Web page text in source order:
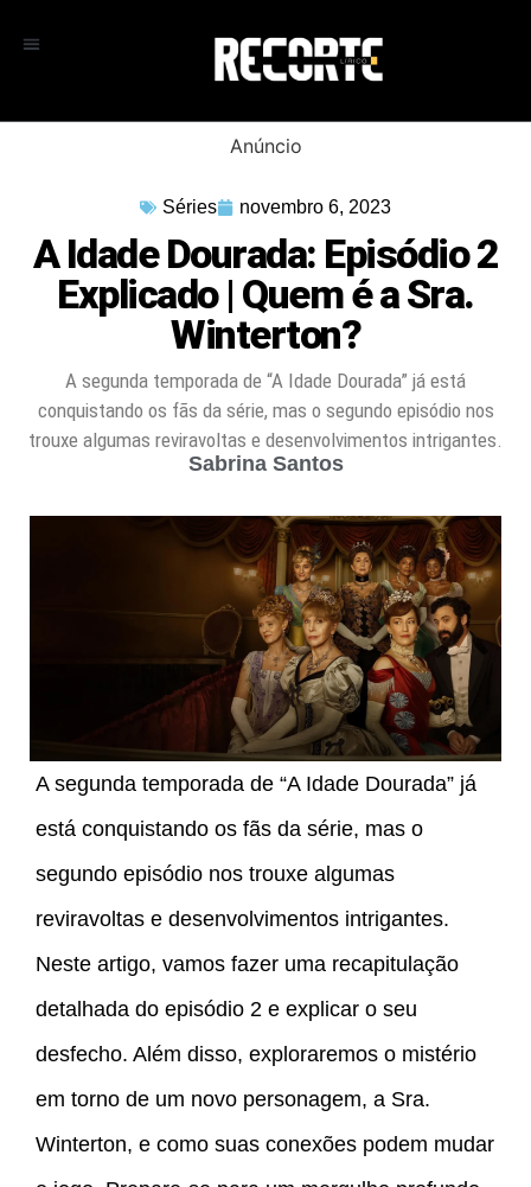
Anúncio
Séries novembro 6, 2023
A Idade Dourada: Episódio 2
Explicado | Quem é a Sra.
Winterton?
A segunda temporada de “A Idade Dourada” já está
conquistando os fãs da série, mas o segundo episódio nos
trouxe algumas reviravoltas e desenvolvimentos intrigantes.
Sabrina Santos
A segunda temporada de “A Idade Dourada” já
está conquistando os fãs da série, mas o
segundo episódio nos trouxe algumas
reviravoltas e desenvolvimentos intrigantes.
Neste artigo, vamos fazer uma recapitulação
detalhada do episódio 2 e explicar o seu
desfecho. Além disso, exploraremos o mistério
em torno de um novo personagem, a Sra.
Winterton, e como suas conexões podem mudar